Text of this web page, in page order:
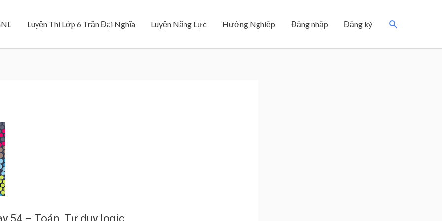
Luyện Thi Lớp 6 Trần Đại Nghĩa Luyện Năng Lực Hướng Nghiệp Đăng nhập Đăng ký Search
54 – Toán, Tư duy logic